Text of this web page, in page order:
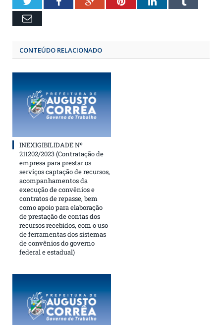
Email
CONTEÚDO RELACIONADO
INEXIGIBILIDADE Nº
211202/2023 (Contratação de
empresa para prestar os
serviços captação de recursos,
acompanhamentos da
execução de convênios e
contratos de repasse, bem
como apoio para elaboração
de prestação de contas dos
recursos recebidos, com o uso
de ferramentas dos sistemas
de convênios do governo
federal e estadual)